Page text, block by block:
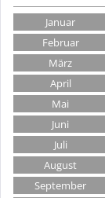
Januar
Februar
März
April
Mai
Juni
Juli
August
September